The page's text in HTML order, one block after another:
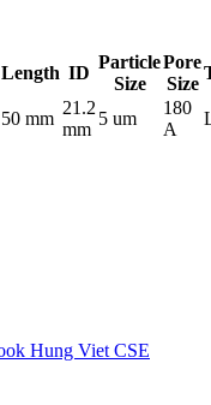
Length ID
Particle
Size
Pore
Size
50 mm
21.2
mm
5 um
180
A